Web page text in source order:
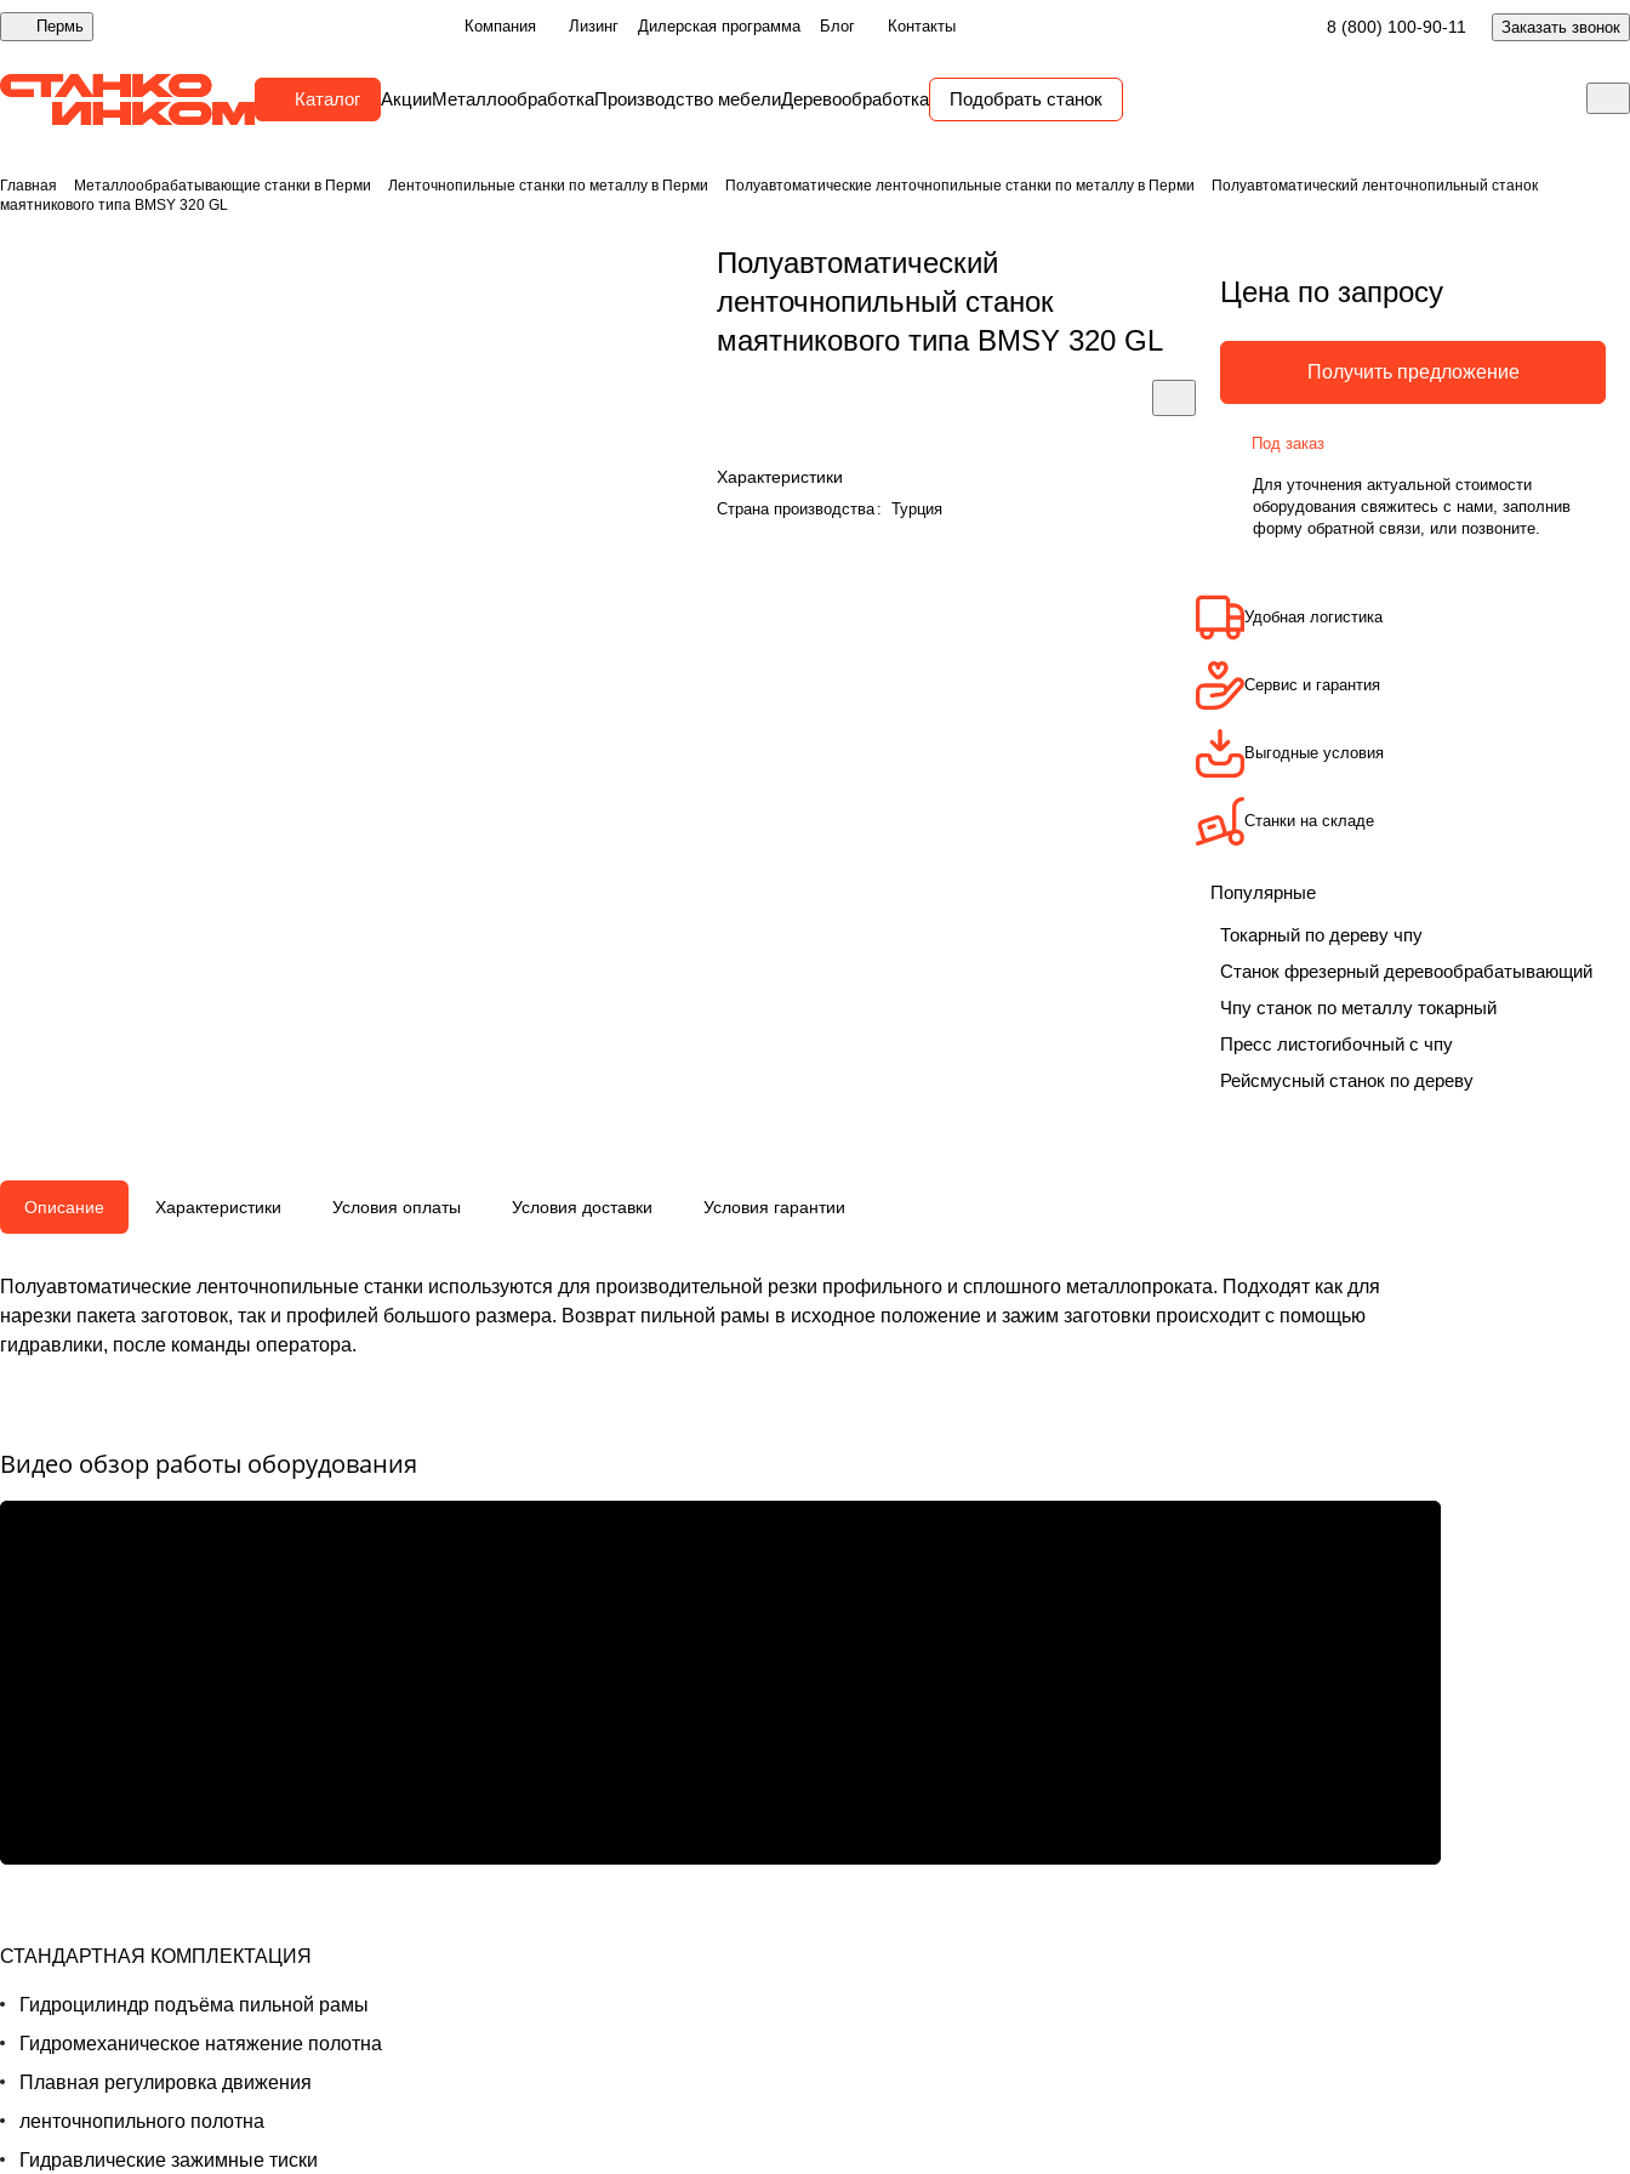
Пермь Компания Лизинг Дилерская программа Блог Контакты 8 (800) 100-90-11 Заказать звонок
Каталог АкцииМеталлообработкаПроизводство мебелиДеревообработка Подобрать станок
Главная Металлообрабатывающие станки в Перми Ленточнопильные станки по металлу в Перми Полуавтоматические ленточнопильные станки по металлу в Перми
Полуавтоматический ленточнопильный станок
маятникового типа BMSY 320 GL
Полуавтоматический
ленточнопильный станок
маятникового типа BMSY 320 GL
Характеристики
Страна производства: Турция
Цена по запросу
Получить предложение
Под заказ
Для уточнения актуальной стоимости
оборудования свяжитесь с нами, заполнив
форму обратной связи, или позвоните.
Удобная логистика
Сервис и гарантия
Выгодные условия
Станки на складе
Популярные
Токарный по дереву чпу
Станок фрезерный деревообрабатывающий
Чпу станок по металлу токарный
Пресс листогибочный с чпу
Рейсмусный станок по дереву
Описание Характеристики Условия оплаты Условия доставки Условия гарантии
Полуавтоматические ленточнопильные станки используются для производительной резки профильного и сплошного металлопроката. Подходят как для
нарезки пакета заготовок, так и профилей большого размера. Возврат пильной рамы в исходное положение и зажим заготовки происходит с помощью
гидравлики, после команды оператора.
Видео обзор работы оборудования
СТАНДАРТНАЯ КОМПЛЕКТАЦИЯ
Гидроцилиндр подъёма пильной рамы
Гидромеханическое натяжение полотна
Плавная регулировка движения
ленточнопильного полотна
Гидравлические зажимные тиски